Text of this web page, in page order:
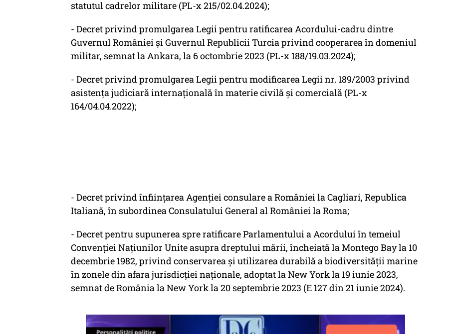
statutul cadrelor militare (PL-x 215/02.04.2024);
- Decret privind promulgarea Legii pentru ratificarea Acordului-cadru dintre
Guvernul României și Guvernul Republicii Turcia privind cooperarea în domeniul
militar, semnat la Ankara, la 6 octombrie 2023 (PL-x 188/19.03.2024);
- Decret privind promulgarea Legii pentru modificarea Legii nr. 189/2003 privind
asistența judiciară internațională în materie civilă și comercială (PL-x
164/04.04.2022);
- Decret privind înființarea Agenției consulare a României la Cagliari, Republica
Italiană, în subordinea Consulatului General al României la Roma;
- Decret pentru supunerea spre ratificare Parlamentului a Acordului în temeiul
Convenției Națiunilor Unite asupra dreptului mării, încheiată la Montego Bay la 10
decembrie 1982, privind conservarea și utilizarea durabilă a biodiversității marine
în zonele din afara jurisdicției naționale, adoptat la New York la 19 iunie 2023,
semnat de România la New York la 20 septembrie 2023 (E 127 din 21 iunie 2024).